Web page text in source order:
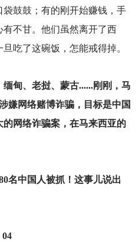
鼓鼓；有的刚开始赚钱，手
不甘。他们虽然离开了西
吃了这碗饭，怎能戒得掉。
甸、老挝、蒙古......刚刚，马
嫌网络赌博诈骗，目标是中国
网络诈骗案，在马来西亚的
名中国人被抓！这事儿说出
04